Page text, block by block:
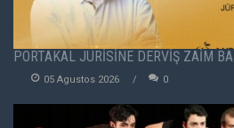
PORTAKAL JÜRİSİNE DERVİŞ ZAİM
05 Agustos 2026 0